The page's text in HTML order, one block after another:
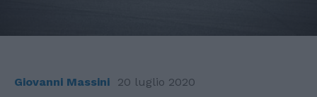
Giovanni Massini 20 luglio 2020